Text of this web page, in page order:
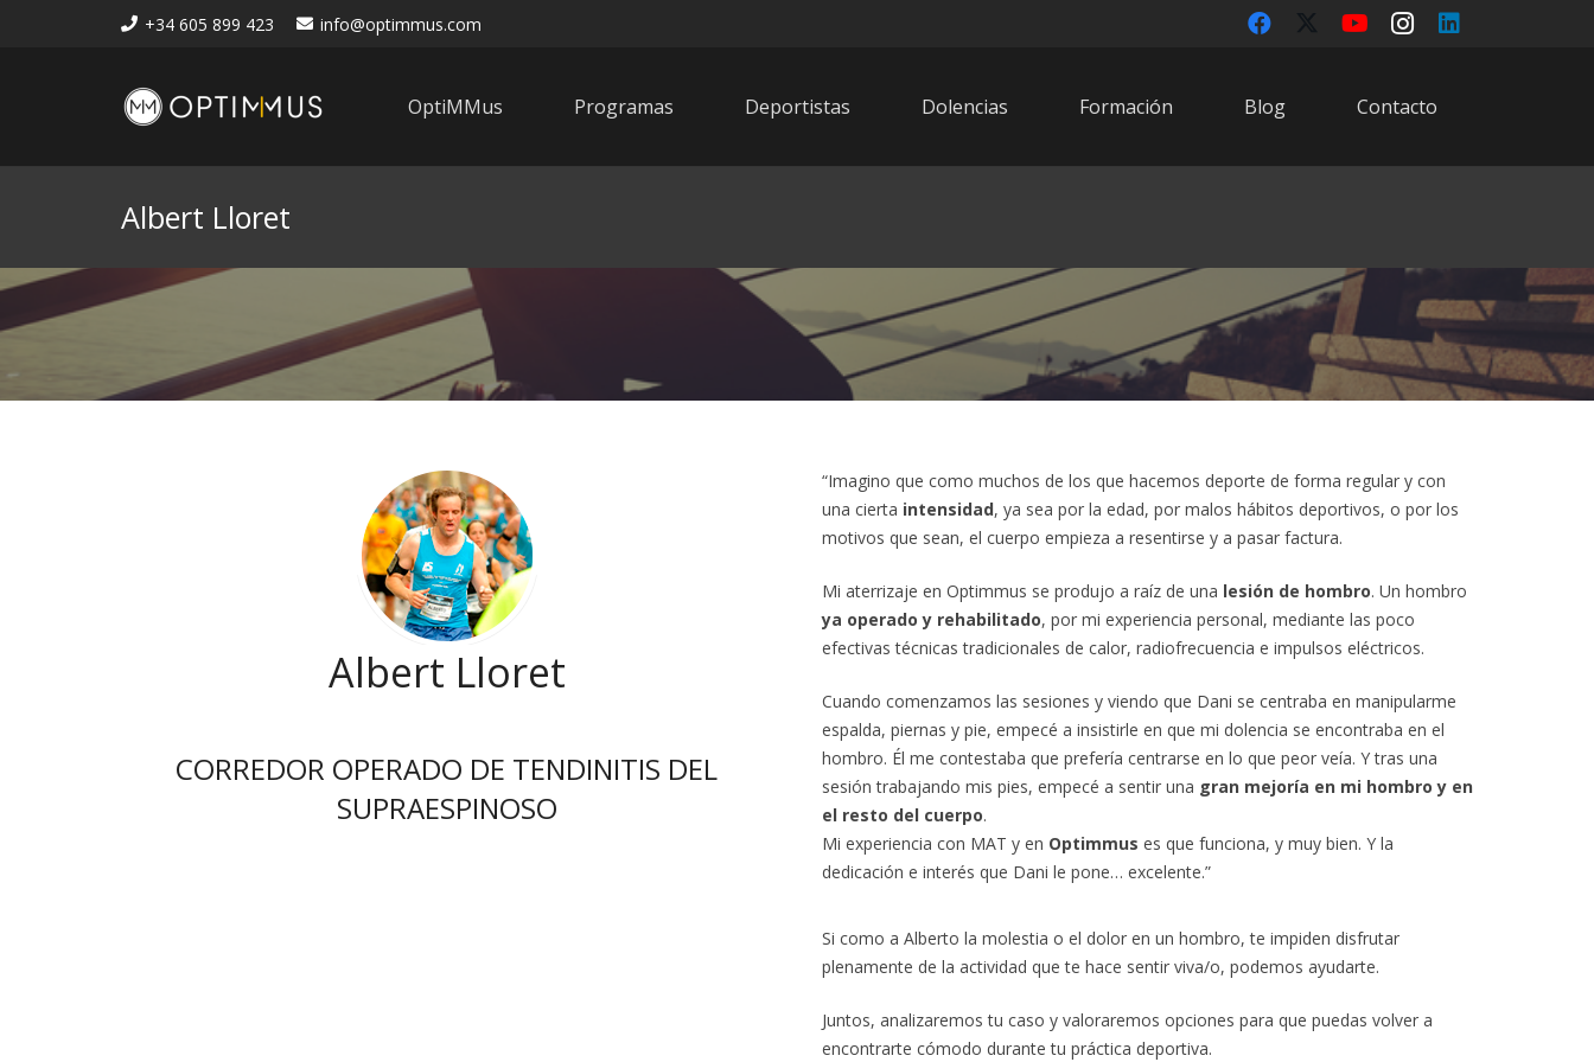
+34 605 899 423 info@optimmus.com
OptiMMus Programas Deportistas Dolencias Formación Blog Contacto
Albert Lloret
Albert Lloret
CORREDOR OPERADO DE TENDINITIS DEL
SUPRAESPINOSO
“Imagino que como muchos de los que hacemos deporte de forma regular y con
una cierta intensidad, ya sea por la edad, por malos hábitos deportivos, o por los
motivos que sean, el cuerpo empieza a resentirse y a pasar factura.
Mi aterrizaje en Optimmus se produjo a raíz de una lesión de hombro. Un hombro
ya operado y rehabilitado, por mi experiencia personal, mediante las poco
efectivas técnicas tradicionales de calor, radiofrecuencia e impulsos eléctricos.
Cuando comenzamos las sesiones y viendo que Dani se centraba en manipularme
espalda, piernas y pie, empecé a insistirle en que mi dolencia se encontraba en el
hombro. Él me contestaba que prefería centrarse en lo que peor veía. Y tras una
sesión trabajando mis pies, empecé a sentir una gran mejoría en mi hombro y en
el resto del cuerpo.
Mi experiencia con MAT y en Optimmus es que funciona, y muy bien. Y la
dedicación e interés que Dani le pone… excelente.”
Si como a Alberto la molestia o el dolor en un hombro, te impiden disfrutar
plenamente de la actividad que te hace sentir viva/o, podemos ayudarte.
Juntos, analizaremos tu caso y valoraremos opciones para que puedas volver a
encontrarte cómodo durante tu práctica deportiva.